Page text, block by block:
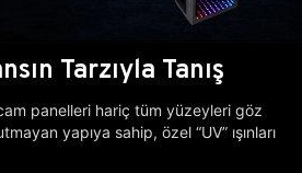
Tarzıyla Tanış
panelleri hariç tüm yüzeyleri göz
yapıya sahip, özel “UV” ışınları